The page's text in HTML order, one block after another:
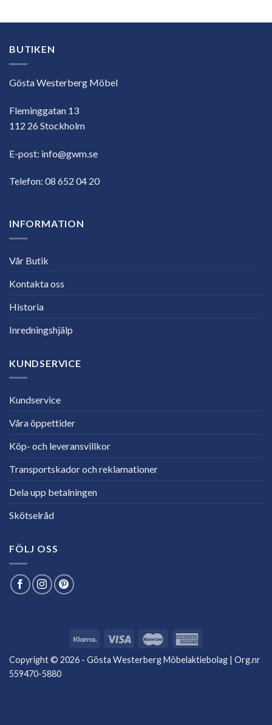
BUTIKEN
Gösta Westerberg Möbel
Fleminggatan 13
112 26 Stockholm
E-post: info@gwm.se
Telefon: 08 652 04 20
INFORMATION
Vår Butik
Kontakta oss
Historia
Inredningshjälp
KUNDSERVICE
Kundservice
Våra öppettider
Köp- och leveransvillkor
Transportskador och reklamationer
Dela upp betalningen
Skötselråd
FÖLJ OSS
Copyright © 2026 - Gösta Westerberg Möbelaktiebolag | Org.nr
559470-5880